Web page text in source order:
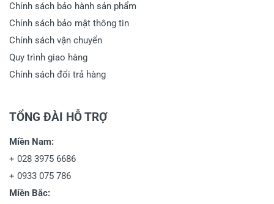
Chính sách bảo hành sản phẩm
Chính sách bảo mật thông tin
Chính sách vận chuyển
Quy trình giao hàng
Chính sách đổi trả hàng
TỔNG ĐÀI HỖ TRỢ
Miền Nam:
+ 028 3975 6686
+ 0933 075 786
Miền Bắc: